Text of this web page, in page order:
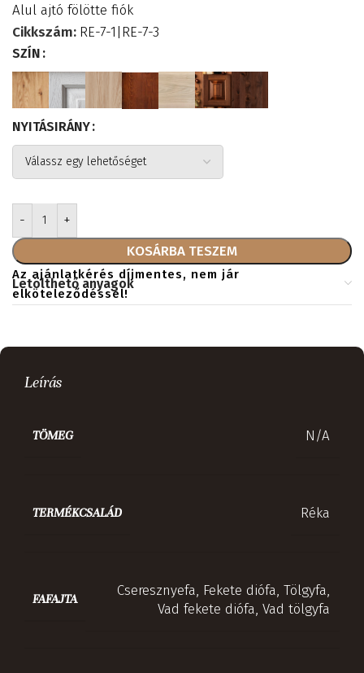
Alul ajtó fölötte fiók
Cikkszám: RE-7-1|RE-7-3
SZÍN
NYITÁSIRÁNY
KOSÁRBA TESZEM
Az ajánlatkérés díjmentes, nem jár
elköteleződéssel!
Letölthető anyagok
Leírás
TÖMEG N/A
TERMÉKCSALÁD Réka
FAFAJTA
Cseresznyefa, Fekete diófa, Tölgyfa,
Vad fekete diófa, Vad tölgyfa